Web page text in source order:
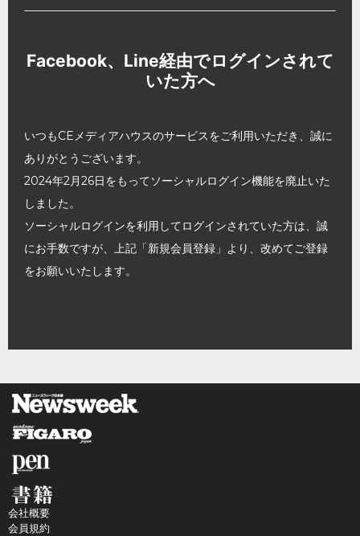
Facebook、Line経由でログインされて
いた方へ
いつもCEメディアハウスのサービスをご利用いただき、誠に
ありがとうございます。
2024年2月26日をもってソーシャルログイン機能を廃止いた
しました。
ソーシャルログインを利用してログインされていた方は、誠
にお手数ですが、上記「新規会員登録」より、改めてご登録
をお願いいたします。
会社概要
会員規約